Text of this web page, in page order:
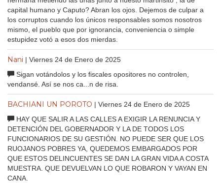
capital humano y Caputo? Abran los ojos. Dejemos de culpar a
los corruptos cuando los únicos responsables somos nosotros
mismo, el pueblo que por ignorancia, conveniencia o simple
estupidez votó a esos dos mierdas.
Nani | Viernes 24 de Enero de 2025
Sigan votándolos y los fiscales opositores no controlen,
vendansé. Así se nos ca...n de risa.
BACHIANI UN POROTO | Viernes 24 de Enero de 2025
HAY QUE SALIR A LAS CALLES A EXIGIR LA RENUNCIA Y
DETENCIÓN DEL GOBERNADOR Y LA DE TODOS LOS
FUNCIONARIOS DE SU GESTIÓN. NO PUEDE SER QUE LOS
RUOJANOS POBRES YA, QUEDEMOS EMBARGADOS POR
QUE ESTOS DELINCUENTES SE DAN LA GRAN VIDA A COSTA
MUESTRA. QUE DEVUELVAN LO QUE ROBARON Y VAYAN EN
CANA.